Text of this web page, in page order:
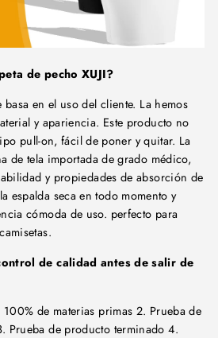
de pecho XUJI?
basa en el uso del cliente. La hemos
y apariencia. Este producto no
pull-on, fácil de poner y quitar. La
de tela importada de grado médico,
y propiedades de absorción de
espalda seca en todo momento y
cómoda de uso. perfecto para
de calidad antes de salir de
de materias primas 2. Prueba de
Prueba de producto terminado 4.